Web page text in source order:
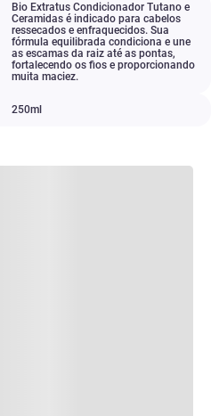
Bio Extratus Condicionador Tutano e
Ceramidas é indicado para cabelos
ressecados e enfraquecidos. Sua
fórmula equilibrada condiciona e une
as escamas da raiz até as pontas,
fortalecendo os fios e proporcionando
muita maciez.
250ml